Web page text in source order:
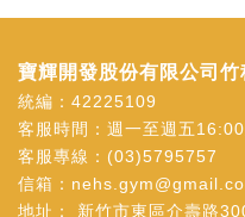
寶輝開發股份有限公司竹
統編：42225109
客服時間：週一至週五
客服專線： (03)5795757
信箱：
地址： 新竹市東區介壽路